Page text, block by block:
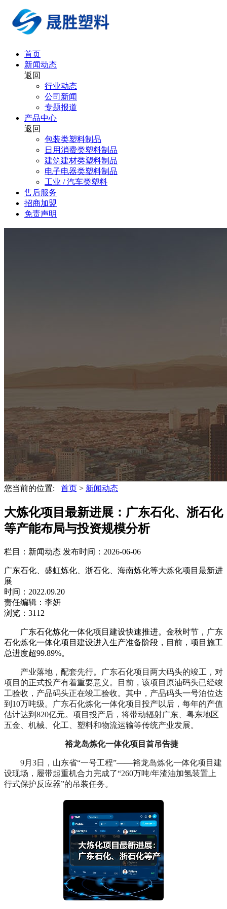
首页
新闻动态
返回
行业动态
公司新闻
专题报道
产品中心
返回
包装类塑料制品
日用消费类塑料制品
建筑建材类塑料制品
电子电器类塑料制品
工业 / 汽车类塑料
售后服务
招商加盟
免责声明
您当前的位置: 首页 > 新闻动态
大炼化项目最新进展：广东石化、浙石化
等产能布局与投资规模分析
栏目：新闻动态 发布时间：2026-06-06
广东石化、盛虹炼化、浙石化、海南炼化等大炼化项目最新进
展
时间：2022.09.20
责任编辑：李妍
浏览：3112
广东石化炼化一体化项目建设快速推进。金秋时节，广东
石化炼化一体化项目建设进入生产准备阶段，目前，项目施工
总进度超99.89%。
产业落地，配套先行。广东石化项目两大码头的竣工，对
项目的正式投产有着重要意义。目前，该项目原油码头已经竣
工验收，产品码头正在竣工验收。其中，产品码头一号泊位达
到10万吨级。广东石化炼化一体化项目投产以后，每年的产值
估计达到820亿元。项目投产后，将带动辐射广东、粤东地区
五金、机械、化工、塑料和物流运输等传统产业发展。
裕龙岛炼化一体化项目首吊告捷
9月3日，山东省“一号工程”——裕龙岛炼化一体化项目建
设现场，履带起重机合力完成了“260万吨/年渣油加氢装置上
行式保护反应器”的吊装任务。